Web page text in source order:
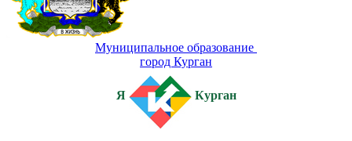
Муниципальное образование
город Курган
Я Курган